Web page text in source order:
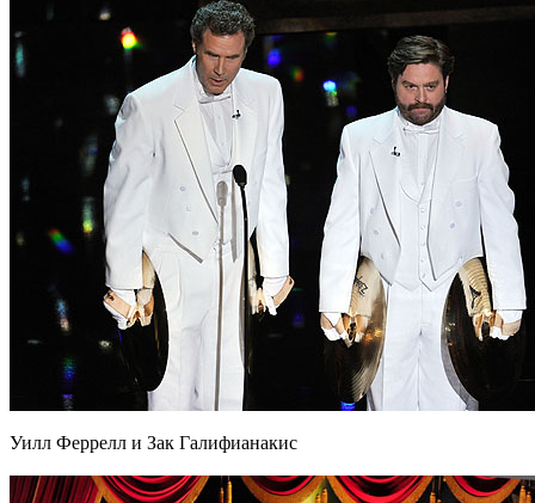
Уилл Феррелл и Зак Галифианакис